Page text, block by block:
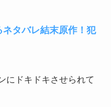
タバレ結末原作！犯
にドキドキさせられて